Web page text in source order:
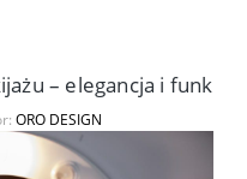
– elegancja i
ORO DESIGN